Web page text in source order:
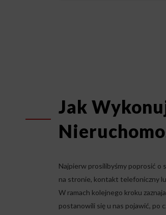
Jak
Najpierw prosilibyśmy poprosić o
na stronie, kontakt telefoniczny
W ramach kolejnego kroku
postanowili się u nas pojawić, po